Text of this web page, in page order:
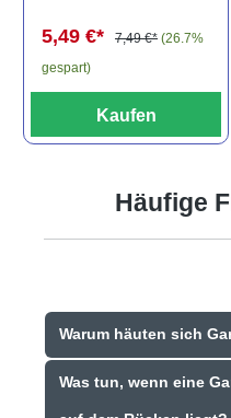
5,49 €* 7,49 €* (26.7%
gespart)
Kaufen
Häufige
Warum häuten sich
Was tun, wenn eine